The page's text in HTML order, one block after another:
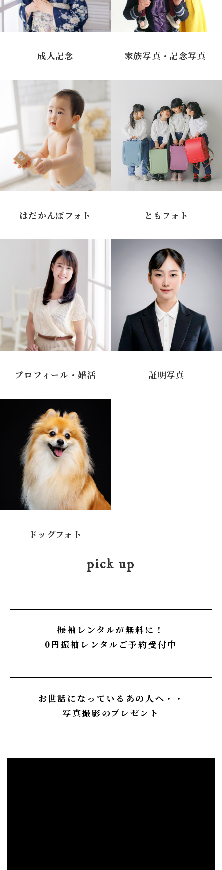
成人記念 家族写真・記念写真
はだかんぼフォト ともフォト
プロフィール・婚活 証明写真
ドッグフォト
pick up
振袖レンタルが無料に！
0円振袖レンタルご予約受付中
お世話になっているあの人へ・・
写真撮影のプレゼント